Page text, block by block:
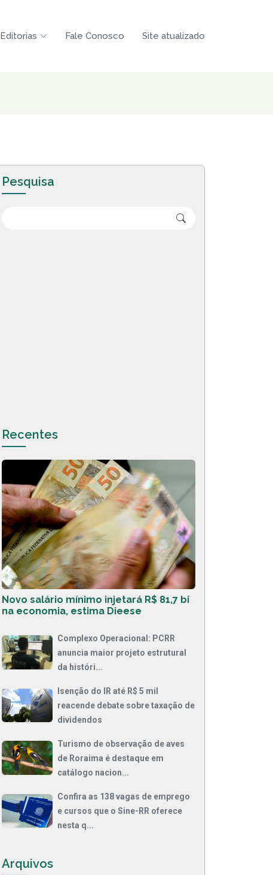
Editorias Fale Conosco Site atualizado
Pesquisa
Recentes
Novo salário mínimo injetará R$ 81,7 bi
na economia, estima Dieese
Complexo Operacional: PCRR
anuncia maior projeto estrutural
da históri...
Isenção do IR até R$ 5 mil
reacende debate sobre taxação de
dividendos
Turismo de observação de aves
de Roraima é destaque em
catálogo nacion...
Confira as 138 vagas de emprego
e cursos que o Sine-RR oferece
nesta q...
Arquivos